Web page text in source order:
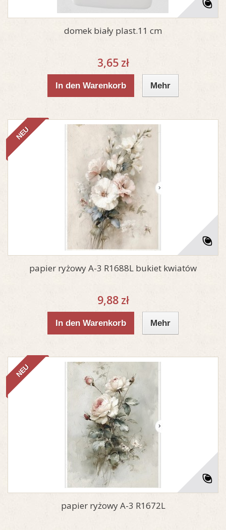
domek biały plast.11 cm
3,65 zł
In den Warenkorb Mehr
NEU
papier ryżowy A-3 R1688L bukiet kwiatów
9,88 zł
In den Warenkorb Mehr
NEU
papier ryżowy A-3 R1672L